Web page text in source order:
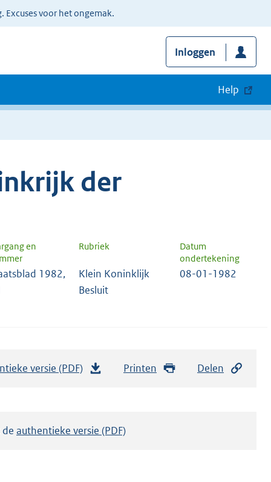
voor het ongemak.
Inloggen
Help
der
en
Rubriek
Datum
ondertekening
1982,
Klein Koninklijk
Besluit
08-01-1982
versie (PDF)
a
Printen Delen
authentieke versie (PDF)